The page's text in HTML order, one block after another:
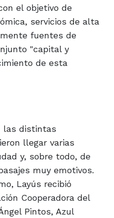
el objetivo de
servicios de alta
fuentes de
"capital y
de esta
las distintas
llegar varias
y, sobre todo, de
muy emotivos.
Layús recibió
Cooperadora del
Pintos, Azul